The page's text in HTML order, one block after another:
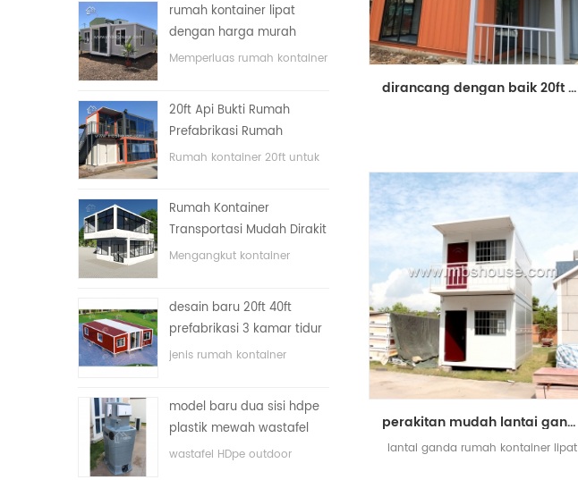
rumah kontainer lipat
dengan harga murah
Memperluas rumah kontainer
20ft Api Bukti Rumah
Prefabrikasi Rumah
Kontainer Rumah di Cina
Rumah kontainer 20ft untuk
Rumah Kontainer
Transportasi Mudah Dirakit
dan Nyaman
Mengangkut kontainer
desain baru 20ft 40ft
prefabrikasi 3 kamar tidur
rumah kontainer kecil
jenis rumah kontainer
kamar tidur, satu kamar
mandi dan dengan sistem
listrik.
model baru dua sisi hdpe
plastik mewah wastafel
kamar mandi umum
wastafel HDpe outdoor
dirancang dengan baik 20ft modular pengiriman bangunan rumah kontainer prefabrikasi toko ponsel
perakitan mudah lantai ganda prefabrikasi ponsel lipat rumah kontainer
lantai ganda rumah kontainer lipat